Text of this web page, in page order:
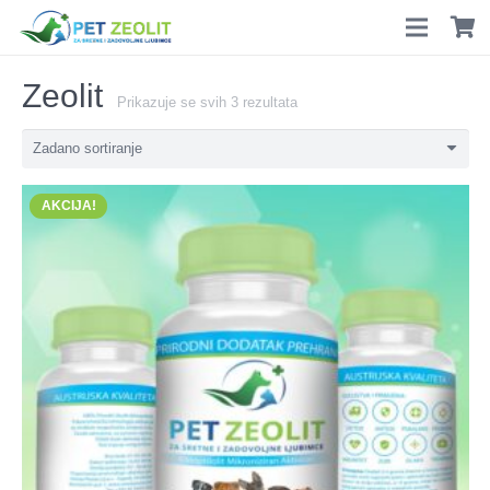
Zeolit Prikazuje se svih 3 rezultata
AKCIJA!